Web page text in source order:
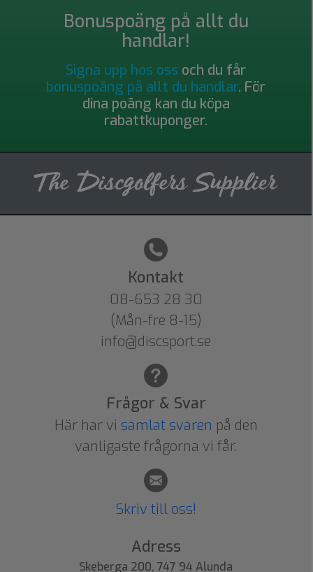
Bonuspoäng på allt du
handlar!
Signa upp hos oss och du får
bonuspoäng på allt du handlar. För
dina poäng kan du köpa
rabattkuponger.
Kontakt
08-653 28 30
(Mån-fre 8-15)
info@discsport.se
Frågor & Svar
Här har vi samlat svaren på den
vanligaste frågorna vi får.
Skriv till oss!
Adress
Skeberga 200, 747 94 Alunda